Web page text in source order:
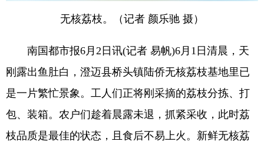
无核荔枝。（记者 颜乐驰 摄）
南国都市报6月2日讯(记者 易帆)6月1日清晨，天
刚露出鱼肚白，澄迈县桥头镇陆侨无核荔枝基地里已
是一片繁忙景象。工人们正将刚采摘的荔枝分拣、打
包、装箱。农户们趁着晨露未退，抓紧采收，此时荔
枝品质是最佳的状态，且食后不易上火。新鲜无核荔